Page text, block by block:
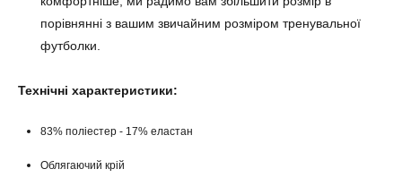
порівнянні з вашим звичайним розміром тренувальної
футболки.
Технічні характеристики:
83% поліестер - 17% еластан
Облягаючий крій